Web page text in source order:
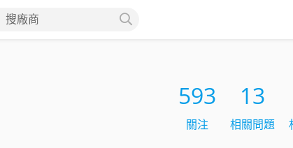
搜廠商
593
關注
13
相關問題